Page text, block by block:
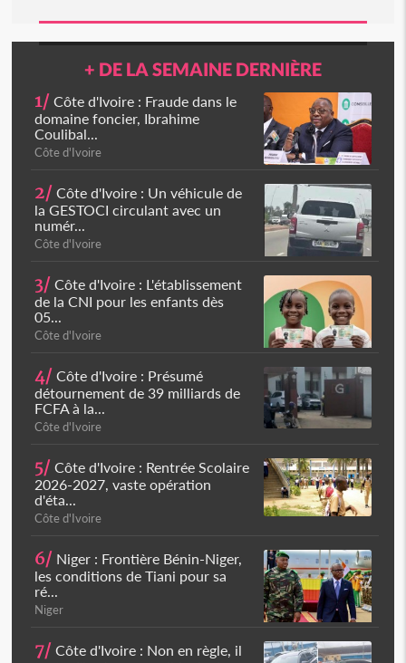
+ DE LA SEMAINE DERNIÈRE
1/ Côte d'Ivoire : Fraude dans le
domaine foncier, Ibrahime
Coulibal...
Côte d'Ivoire
2/ Côte d'Ivoire : Un véhicule de
la GESTOCI circulant avec un
numér...
Côte d'Ivoire
3/ Côte d'Ivoire : L'établissement
de la CNI pour les enfants dès
05...
Côte d'Ivoire
4/ Côte d'Ivoire : Présumé
détournement de 39 milliards de
FCFA à la...
Côte d'Ivoire
5/ Côte d'Ivoire : Rentrée Scolaire
2026-2027, vaste opération
d'éta...
Côte d'Ivoire
6/ Niger : Frontière Bénin-Niger,
les conditions de Tiani pour sa
ré...
Niger
7/ Côte d'Ivoire : Non en règle, il